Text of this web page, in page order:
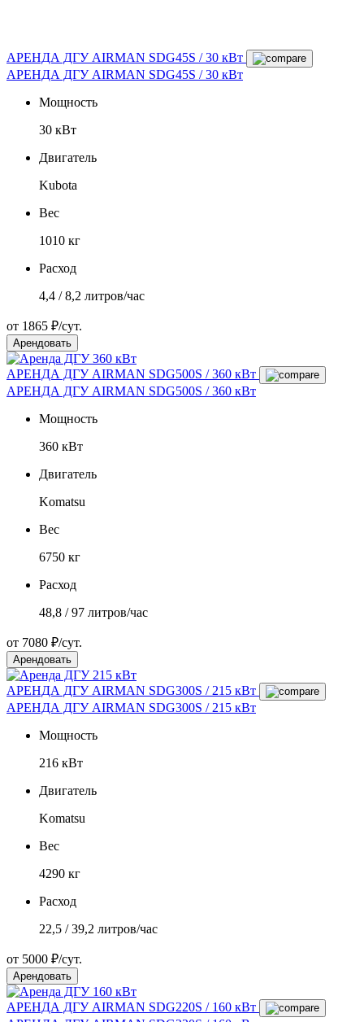
АРЕНДА ДГУ AIRMAN SDG45S / 30 кВт
АРЕНДА ДГУ AIRMAN SDG45S / 30 кВт
Мощность
30 кВт
Двигатель
Kubota
Вес
1010 кг
Расход
4,4 / 8,2 литров/час
от 1865 ₽/сут.
Арендовать
АРЕНДА ДГУ AIRMAN SDG500S / 360 кВт
АРЕНДА ДГУ AIRMAN SDG500S / 360 кВт
Мощность
360 кВт
Двигатель
Komatsu
Вес
6750 кг
Расход
48,8 / 97 литров/час
от 7080 ₽/сут.
Арендовать
АРЕНДА ДГУ AIRMAN SDG300S / 215 кВт
АРЕНДА ДГУ AIRMAN SDG300S / 215 кВт
Мощность
216 кВт
Двигатель
Komatsu
Вес
4290 кг
Расход
22,5 / 39,2 литров/час
от 5000 ₽/сут.
Арендовать
АРЕНДА ДГУ AIRMAN SDG220S / 160 кВт